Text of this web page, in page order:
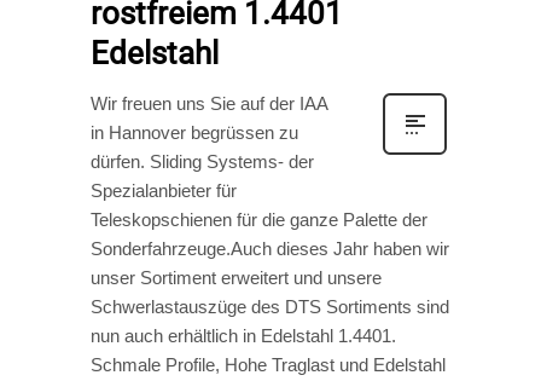
rostfreiem 1.4401
Edelstahl
Wir freuen uns Sie auf der IAA
in Hannover begrüssen zu
dürfen. Sliding Systems- der
Spezialanbieter für
Teleskopschienen für die ganze Palette der
Sonderfahrzeuge.Auch dieses Jahr haben wir
unser Sortiment erweitert und unsere
Schwerlastauszüge des DTS Sortiments sind
nun auch erhältlich in Edelstahl 1.4401.
Schmale Profile, Hohe Traglast und Edelstahl